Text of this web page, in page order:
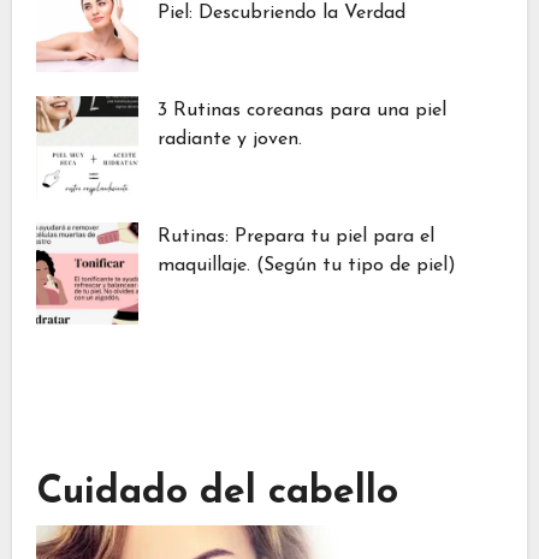
Piel: Descubriendo la Verdad
3 Rutinas coreanas para una piel
radiante y joven.
Rutinas: Prepara tu piel para el
maquillaje. (Según tu tipo de piel)
Cuidado del cabello